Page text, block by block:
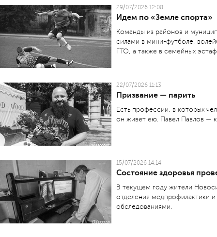
29/07/2026 12:08
Идем по «Земле спорта»
Команды из районов и
силами в мини-футболе,
ГТО, а также в семейных
22/07/2026 11:13
Призвание — парить
Есть профессии, в которых
он живет ею. Павел Павлов —
15/07/2026 14:14
Состояние здоровья
В текущем году жители
отделения медпрофилактики
обследованиями.